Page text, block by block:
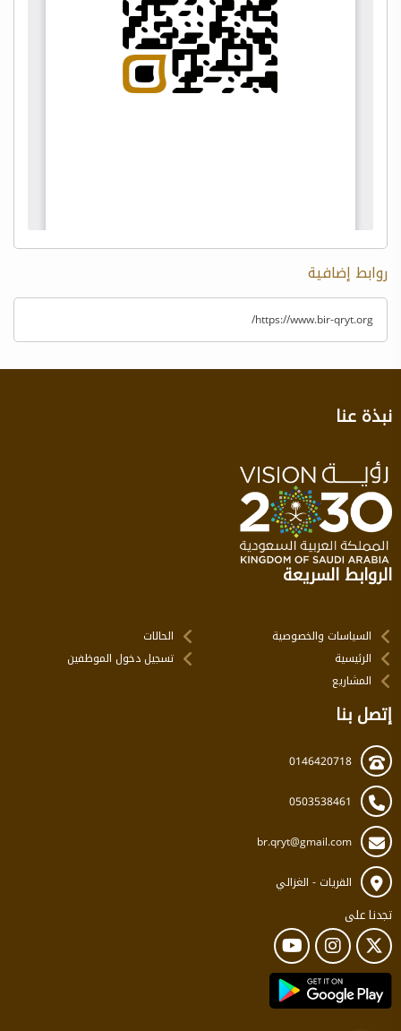
روابط إضافية
https://www.bir-qryt.org/
نبذة عنا
الروابط السريعة
السياسات والخصوصية
الرئيسية
المشاريع
الحالات
تسجيل دخول الموظفين
إتصل بنا
0146420718
0503538461
br.qryt@gmail.com
القريات - الغزالي
تجدنا على